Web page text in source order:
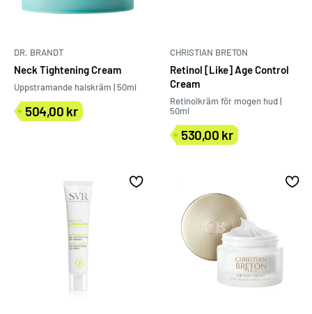
DR. BRANDT
Neck Tightening Cream
Uppstramande halskräm | 50ml
Försäljningspris
504,00 kr
CHRISTIAN BRETON
Retinol [Like] Age Control
Cream
Retinolkräm för mogen hud |
50ml
Försäljningspris
530,00 kr